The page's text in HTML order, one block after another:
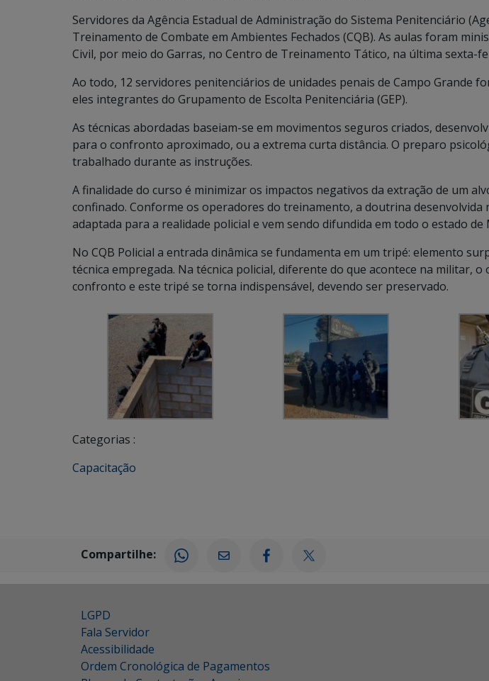
Servidores da Agência Estadual de Administração do Sistema Penitenciário
Treinamento de Combate em Ambientes Fechados (CQB). As aulas foram
Civil, por meio do Garras, no Centro de Treinamento Tático, na última sexta-
Ao todo, 12 servidores penitenciários de unidades penais de Campo Grande
eles integrantes do Grupamento de Escolta Penitenciária (GEP).
As técnicas abordadas baseiam-se em movimentos seguros criados,
para o confronto aproximado, ou a extrema curta distância. O preparo
trabalhado durante as instruções.
A finalidade do curso é minimizar os impactos negativos da extração de um
confinado. Conforme os operadores do treinamento, a doutrina desenvolvida
adaptada para a realidade policial e vem sendo difundida em todo o estado de
No CQB Policial a entrada dinâmica se fundamenta em um tripé: elemento
técnica empregada. Na técnica policial, diferente do que acontece na militar, o
confronto e este tripé se torna indispensável, devendo ser preservado.
Categorias :
Capacitação
Compartilhe:
LGPD
Fala Servidor
Acessibilidade
Ordem Cronológica de Pagamentos